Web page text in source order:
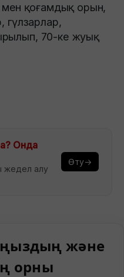
мен қоғамдық орын,
гүлзарлар,
70-ке жуық
Онда
жедел алу
Өту→
және
орны